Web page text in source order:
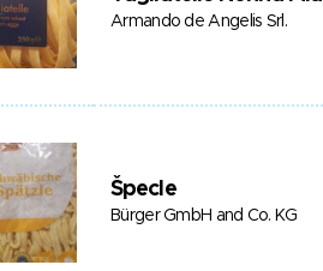
Armando de Angelis Srl.
Špecle
Bürger GmbH and Co. KG